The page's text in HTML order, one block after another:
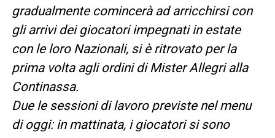
gradualmente comincerà ad arricchirsi con
gli arrivi dei giocatori impegnati in estate
con le loro Nazionali, si è ritrovato per la
prima volta agli ordini di Mister Allegri alla
Continassa.
Due le sessioni di lavoro previste nel menu
di oggi: in mattinata, i giocatori si sono